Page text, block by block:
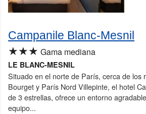
Campanile Blanc-Mesnil
★★★ Gama mediana
LE BLANC-MESNIL
Situado en el norte de París, cerca de los
Bourget y París Nord Villepinte, el hotel
de 3 estrellas, ofrece un entorno
equipo...